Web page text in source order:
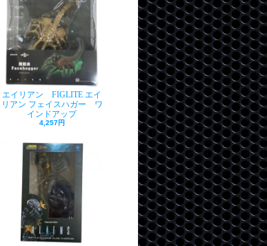
エイリアン FIGLITE エイ
リアン フェイスハガー ワ
インドアップ
4,257円